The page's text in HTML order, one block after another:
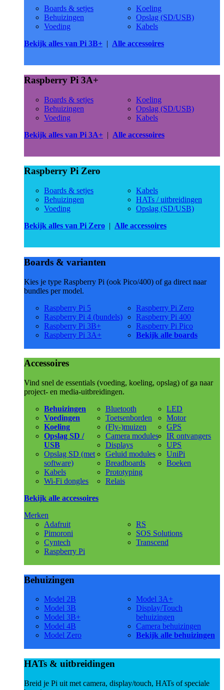
Boards & setjes
Behuizingen
Voeding
Koeling
Opslag (SD/USB)
Kabels
Bekijk alles van Pi 3B+ | Alle accessoires
Raspberry Pi 3A+
Boards & setjes
Behuizingen
Voeding
Koeling
Opslag (SD/USB)
Kabels
Bekijk alles van Pi 3A+ | Alle accessoires
Raspberry Pi Zero
Boards & setjes
Behuizingen
Voeding
Kabels
HATs / uitbreidingen
Opslag (SD/USB)
Bekijk alles van Pi Zero | Alle accessoires
Boards & varianten
Kies je type Raspberry Pi (ook Pico/400) of ga direct naar
bundles per model.
Raspberry Pi 5
Raspberry Pi 4 (bundels)
Raspberry Pi 3B+
Raspberry Pi 3A+
Raspberry Pi Zero
Raspberry Pi 400
Raspberry Pi Pico
Bekijk alle boards
Accessoires
Vind snel de essentials (voeding, koeling, opslag) of ga naar
project- en media-uitbreidingen.
Behuizingen
Voedingen
Koeling
Opslag SD /
USB
Opslag SD (met
software)
Kabels
Wi-Fi dongles
Bluetooth
Toetsenborden
(Fly-)muizen
Camera modules
Displays
Geluid modules
Breadboards
Prototyping
Relais
LED
Motor
GPS
IR ontvangers
UPS
UniPi
Boeken
Bekijk alle accessoires
Merken
Adafruit
Pimoroni
Cyntech
Raspberry Pi
RS
SOS Solutions
Transcend
Behuizingen
Model 2B
Model 3B
Model 3B+
Model 4B
Model Zero
Model 3A+
Display/Touch
behuizingen
Camera behuizingen
Bekijk alle behuizingen
HATs & uitbreidingen
Breid je Pi uit met camera, display/touch, HATs of speciale